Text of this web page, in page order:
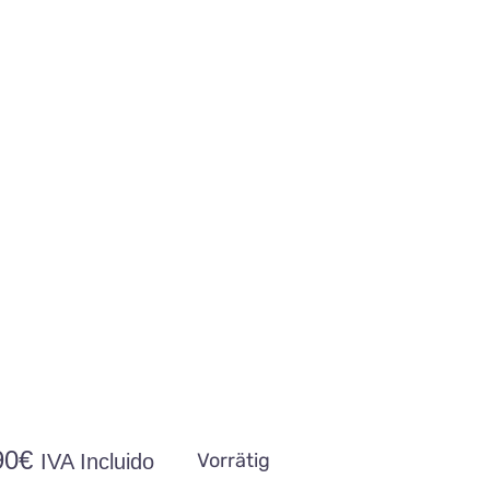
€ IVA Incluido Vorrätig